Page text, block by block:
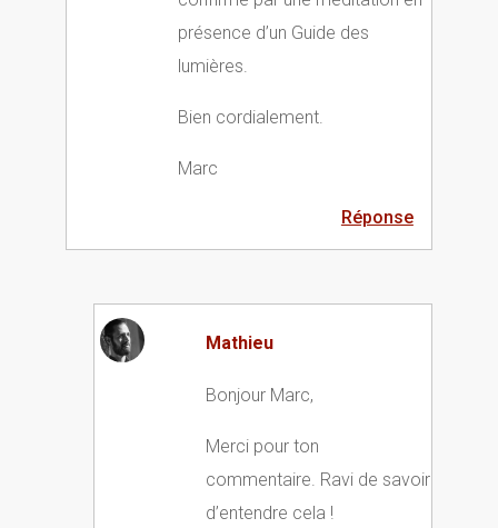
présence d’un Guide des
lumières.
Bien cordialement.
Marc
Réponse
Mathieu
Bonjour Marc,
Merci pour ton
commentaire. Ravi de savoir
d’entendre cela !